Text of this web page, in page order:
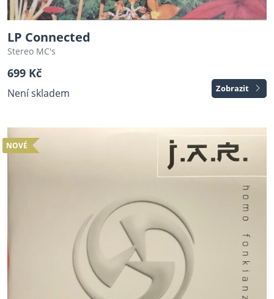
LP Connected
Stereo MC's
699 Kč
Není skladem Zobrazit
NOVÉ